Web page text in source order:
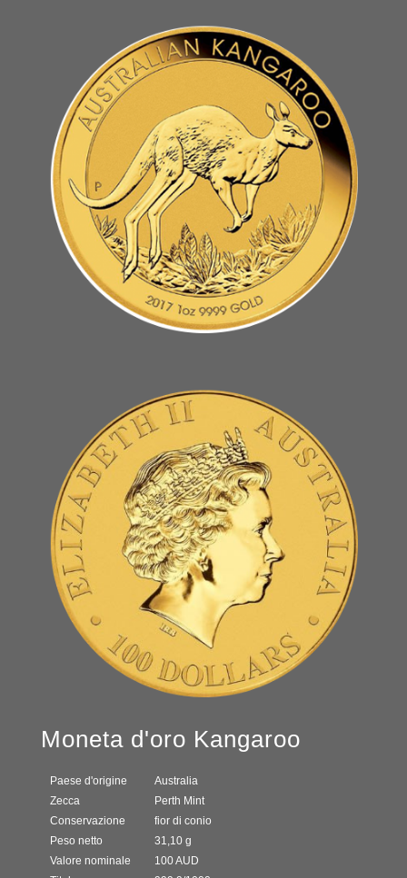
Moneta d'oro Kangaroo
Paese d'origine
Australia
Zecca
Perth Mint
Conservazione
fior di conio
Peso netto
31,10 g
Valore nominale
100 AUD